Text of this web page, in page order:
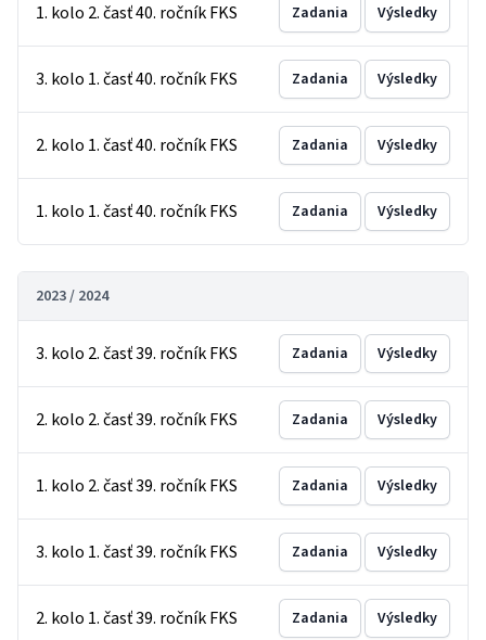
1. kolo 2. časť 40. ročník FKS Zadania Výsledky
3. kolo 1. časť 40. ročník FKS Zadania Výsledky
2. kolo 1. časť 40. ročník FKS Zadania Výsledky
1. kolo 1. časť 40. ročník FKS Zadania Výsledky
2023 / 2024
3. kolo 2. časť 39. ročník FKS Zadania Výsledky
2. kolo 2. časť 39. ročník FKS Zadania Výsledky
1. kolo 2. časť 39. ročník FKS Zadania Výsledky
3. kolo 1. časť 39. ročník FKS Zadania Výsledky
2. kolo 1. časť 39. ročník FKS Zadania Výsledky